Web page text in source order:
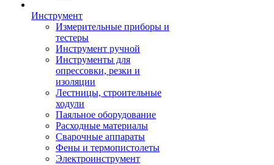
Инструмент
Измерительные приборы и
тестеры
Инструмент ручной
Инструменты для
опрессовки, резки и
изоляции
Лестницы, строительные
ходули
Паяльное оборудование
Расходные материалы
Сварочные аппараты
Фены и термопистолеты
Электроинструмент